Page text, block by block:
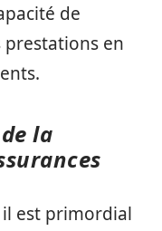
de
prestations en
la
est primordial